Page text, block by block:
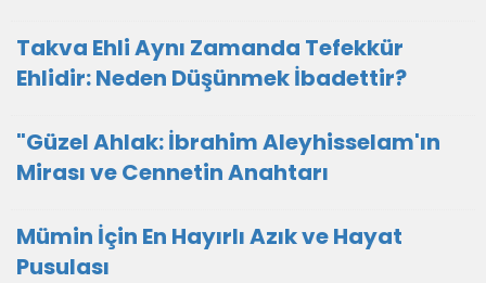
Takva Ehli Aynı Zamanda Tefekkür
Ehlidir: Neden Düşünmek İbadettir?
"Güzel Ahlak: İbrahim Aleyhisselam'ın
Mirası ve Cennetin Anahtarı
Mümin İçin En Hayırlı Azık ve Hayat
Pusulası